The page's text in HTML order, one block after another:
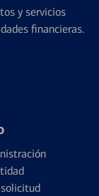
y servicios
financieras.